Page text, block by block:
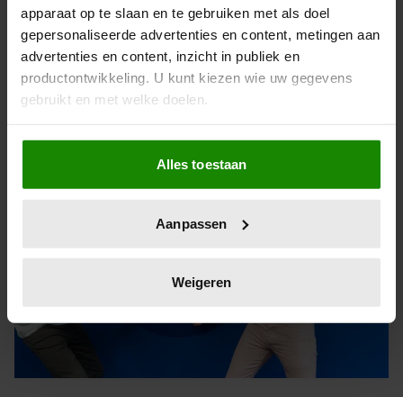
apparaat op te slaan en te gebruiken met als doel
gepersonaliseerde advertenties en content, metingen aan
advertenties en content, inzicht in publiek en
productontwikkeling. U kunt kiezen wie uw gegevens
gebruikt en met welke doelen.
Als u het toestaat, willen we ook graag:
Informatie verzamelen over uw geografische
locatie, die tot een paar meter nauwkeurig kan zijn
scannen op specifieke eigenschappen (fingerprinting)
verwerkt en stel uw voorkeuren in het
intrekken in de Cookieverklaring.
We gebruiken cookies om content en advertenties te
Alles toestaan
Aanpassen
Weigeren
COEN SWIJNENBERG SCHRIKT
ZICH SOMS KAPOT VAN
UITERLIJK ANDEREN